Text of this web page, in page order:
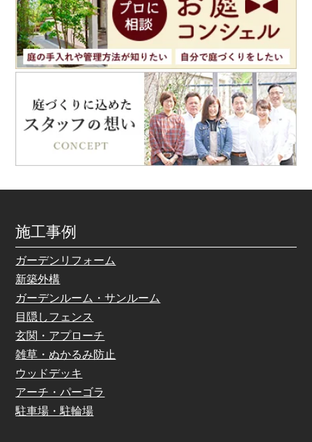
施工事例
ガーデンリフォーム
新築外構
ガーデンルーム・サンルーム
目隠しフェンス
玄関・アプローチ
雑草・ぬかるみ防止
ウッドデッキ
アーチ・パーゴラ
駐車場・駐輪場